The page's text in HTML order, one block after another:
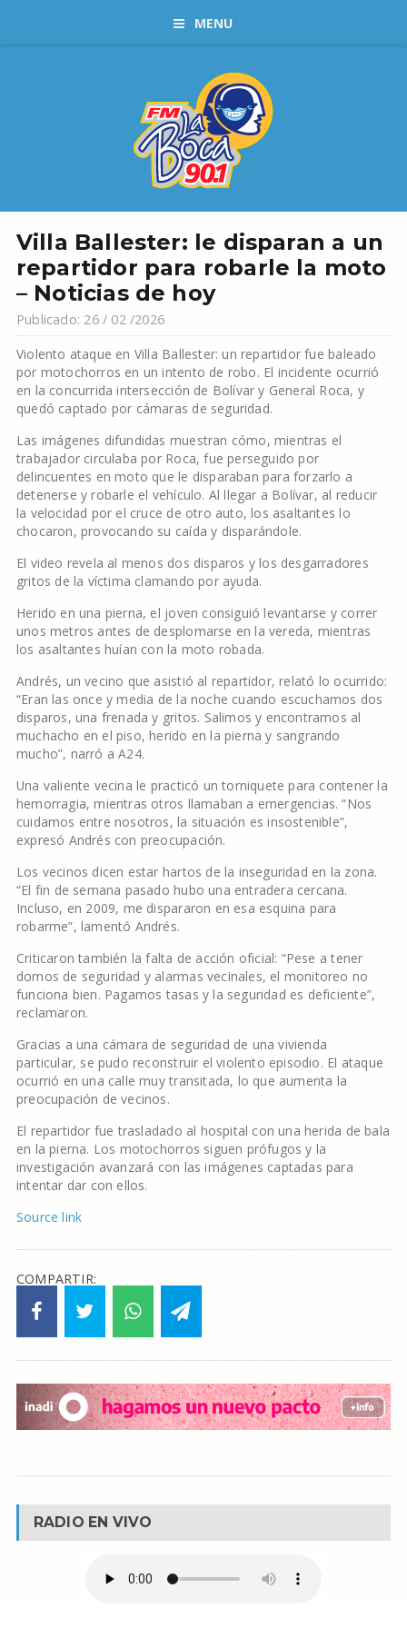
MENU
Villa Ballester: le disparan a un
repartidor para robarle la moto
– Noticias de hoy
Publicado: 26 / 02 /2026
Violento ataque en Villa Ballester: un repartidor fue baleado
por motochorros en un intento de robo. El incidente ocurrió
en la concurrida intersección de Bolívar y General Roca, y
quedó captado por cámaras de seguridad.
Las imágenes difundidas muestran cómo, mientras el
trabajador circulaba por Roca, fue perseguido por
delincuentes en moto que le disparaban para forzarlo a
detenerse y robarle el vehículo. Al llegar a Bolívar, al reducir
la velocidad por el cruce de otro auto, los asaltantes lo
chocaron, provocando su caída y disparándole.
El video revela al menos dos disparos y los desgarradores
gritos de la víctima clamando por ayuda.
Herido en una pierna, el joven consiguió levantarse y correr
unos metros antes de desplomarse en la vereda, mientras
los asaltantes huían con la moto robada.
Andrés, un vecino que asistió al repartidor, relató lo ocurrido:
“Eran las once y media de la noche cuando escuchamos dos
disparos, una frenada y gritos. Salimos y encontramos al
muchacho en el piso, herido en la pierna y sangrando
mucho”, narró a A24.
Una valiente vecina le practicó un torniquete para contener la
hemorragia, mientras otros llamaban a emergencias. “Nos
cuidamos entre nosotros, la situación es insostenible”,
expresó Andrés con preocupación.
Los vecinos dicen estar hartos de la inseguridad en la zona.
“El fin de semana pasado hubo una entradera cercana.
Incluso, en 2009, me dispararon en esa esquina para
robarme”, lamentó Andrés.
Criticaron también la falta de acción oficial: “Pese a tener
domos de seguridad y alarmas vecinales, el monitoreo no
funciona bien. Pagamos tasas y la seguridad es deficiente”,
reclamaron.
Gracias a una cámara de seguridad de una vivienda
particular, se pudo reconstruir el violento episodio. El ataque
ocurrió en una calle muy transitada, lo que aumenta la
preocupación de vecinos.
El repartidor fue trasladado al hospital con una herida de bala
en la pierna. Los motochorros siguen prófugos y la
investigación avanzará con las imágenes captadas para
intentar dar con ellos.
Source link
COMPARTIR:
RADIO EN VIVO